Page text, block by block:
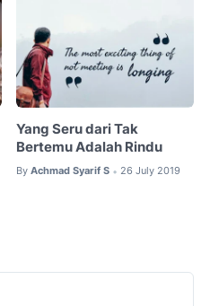
Yang Seru dari Tak
Bertemu Adalah Rindu
By Achmad Syarif S • 26 July 2019